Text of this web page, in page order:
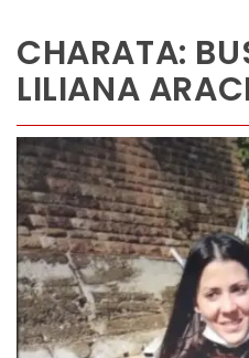
CHARATA:
LILIANA